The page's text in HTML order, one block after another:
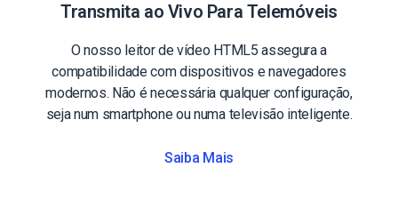
Transmita ao Vivo Para Telemóveis
O nosso leitor de vídeo HTML5 assegura a
compatibilidade com dispositivos e navegadores
modernos. Não é necessária qualquer configuração,
seja num smartphone ou numa televisão inteligente.
Saiba Mais